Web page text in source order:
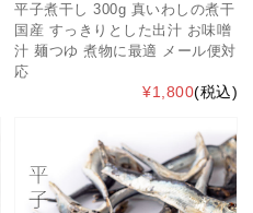
平子煮干し 300g 真いわしの煮干
国産 すっきりとした出汁 お味噌
汁 麺つゆ 煮物に最適 メール便対
応
¥1,800(税込)